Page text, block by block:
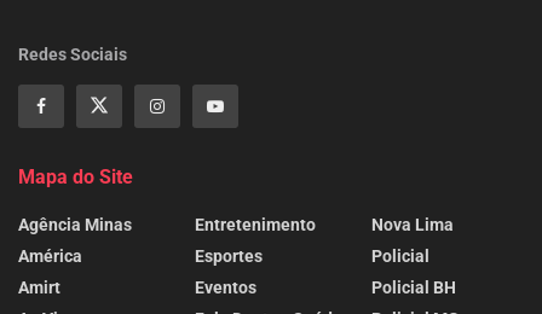
Redes Sociais
Mapa do Site
Agência Minas
América
Amirt
Entretenimento
Esportes
Eventos
Nova Lima
Policial
Policial BH